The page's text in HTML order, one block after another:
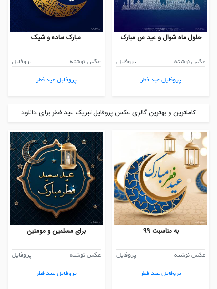
حلول ماه شوال و عید س مبارک
عکس نوشته
پروفایل
پروفایل عید فطر
مبارک ساده و شیک
عکس نوشته
پروفایل
پروفایل عید فطر
کاملترین و بهترین گالری عکس پروفایل تبریک عید فطر برای دانلود
به مناسبت 99
عکس نوشته
پروفایل
پروفایل عید فطر
برای مسلمین و مومنین
عکس نوشته
پروفایل
پروفایل عید فطر